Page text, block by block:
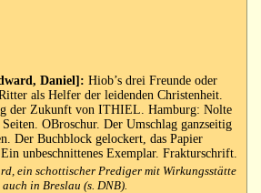
Daniel]: Hiob’s drei Freunde oder
als Helfer der leidenden Christenheit.
der Zukunft von ITHIEL. Hamburg: Nolte
OBroschur. Der Umschlag ganzseitig
Der Buchblock gelockert, das Papier
unbeschnittenes Exemplar. Frakturschrift.
ein schottischer Prediger mit Wirkungsstätte
in Breslau (s. DNB).